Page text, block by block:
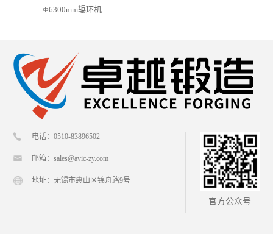
Φ6300mm辗环机
电话：0510-83896502
邮箱：sales@avic-zy.com
地址：无锡市惠山区锦舟路9号
官方公众号